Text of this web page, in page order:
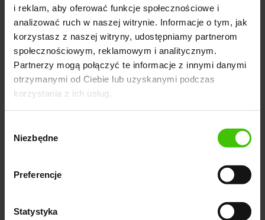
i reklam, aby oferować funkcje społecznościowe i
analizować ruch w naszej witrynie. Informacje o tym, jak
korzystasz z naszej witryny, udostępniamy partnerom
społecznościowym, reklamowym i analitycznym.
Partnerzy mogą połączyć te informacje z innymi danymi
otrzymanymi od Ciebie lub uzyskanymi podczas
korzystania z ich usług.
zgody
Niezbędne
Preferencje
Statystyka
wykorzystywane i jak są chronione. Google dąży do
jasnego i transparentnego informowania
użytkowników o przetwarzaniu ich danych.
Dodatkowo, Google oferuje użytkownikom
możliwość zarządzania swoimi ustawieniami
prywatności, takimi jak kontrola personalizacji
kontem Google czy wybór, jakie dane mają być